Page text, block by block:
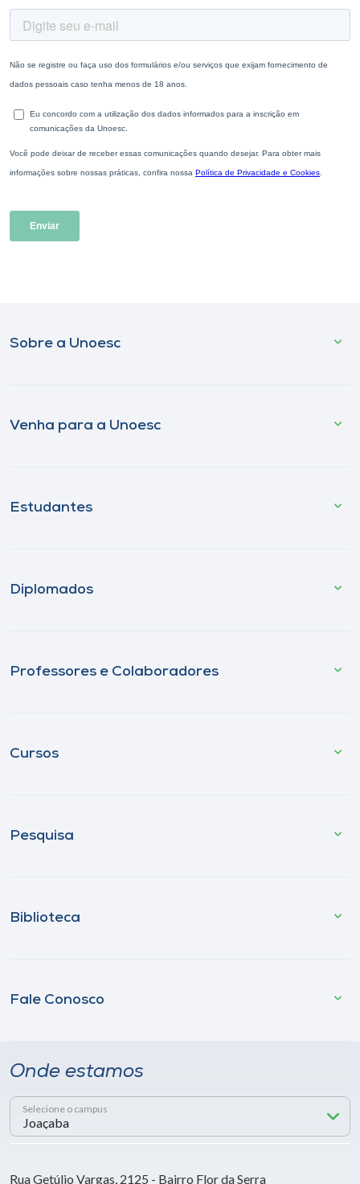
Sobre a Unoesc
Venha para a Unoesc
Estudantes
Diplomados
Professores e Colaboradores
Cursos
Pesquisa
Biblioteca
Fale Conosco
Onde estamos
Selecione o campus
Rua Getúlio Vargas, 2125 - Bairro Flor da Serra